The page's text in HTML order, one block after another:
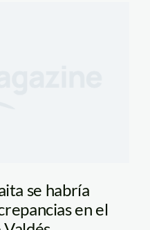
se habría
en el